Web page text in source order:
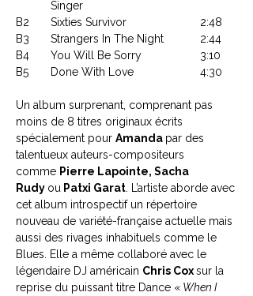
Singer
B2 Sixties Survivor
2:48
B3
Strangers In The Night
2:44
B4
You Will Be Sorry
3:10
B5
Done With Love 4:30
Un album surprenant, comprenant pas
moins de 8 titres originaux écrits
spécialement pour Amanda par des
talentueux auteurs-compositeurs
comme Pierre Lapointe, Sacha
Rudy ou Patxi Garat . L’artiste aborde avec
cet album introspectif un répertoire
nouveau de variété-française actuelle mais
aussi des rivages inhabituels comme le
Blues. Elle a même collaboré avec le
légendaire DJ américain Chris Coxsur la
reprise du puissant titre Dance « When I